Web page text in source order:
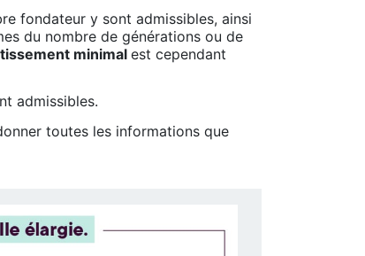
fondateur y sont admissibles, ainsi
du nombre de générations ou de
minimalest cependant
admissibles.
toutes les informations que